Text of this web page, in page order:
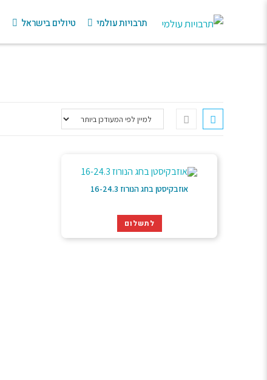
תרבויות עולמי טיולים בישראל
אוזבקיסטן בחג הנורוז 16-24.3
לתשלום